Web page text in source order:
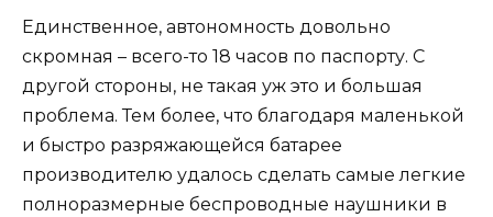
Единственное, автономность довольно
скромная – всего-то 18 часов по паспорту. С
другой стороны, не такая уж это и большая
проблема. Тем более, что благодаря маленькой
и быстро разряжающейся батарее
производителю удалось сделать самые легкие
полноразмерные беспроводные наушники в